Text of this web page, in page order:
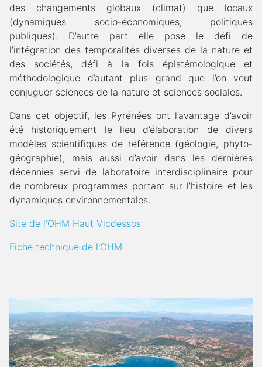
des changements globaux (climat) que locaux
(dynamiques socio-économiques, politiques
publiques). D’autre part elle pose le défi de
l’intégration des temporalités diverses de la nature et
des sociétés, défi à la fois épistémologique et
méthodologique d’autant plus grand que l’on veut
conjuguer sciences de la nature et sciences sociales.
Dans cet objectif, les Pyrénées ont l’avantage d’avoir
été historiquement le lieu d’élaboration de divers
modèles scientifiques de référence (géologie, phyto-
géographie), mais aussi d’avoir dans les dernières
décennies servi de laboratoire interdisciplinaire pour
de nombreux programmes portant sur l’histoire et les
dynamiques environnementales.
Site de l'OHM Haut Vicdessos
Fiche technique de l'OHM